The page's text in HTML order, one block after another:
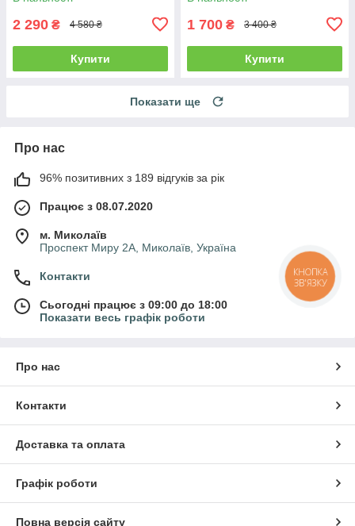
2 290 ₴ 4 580 ₴
Купити
1 700 ₴ 3 400 ₴
Купити
Показати ще
Про нас
96% позитивних з 189 відгуків за рік
Працює з 08.07.2020
м. Миколаїв
Проспект Миру 2А, Миколаїв, Україна
Контакти
Сьогодні працює з 09:00 до 18:00
Показати весь графік роботи
Про нас
Контакти
Доставка та оплата
Графік роботи
Повна версія сайту
КНОПКА
ЗВ'ЯЗКУ